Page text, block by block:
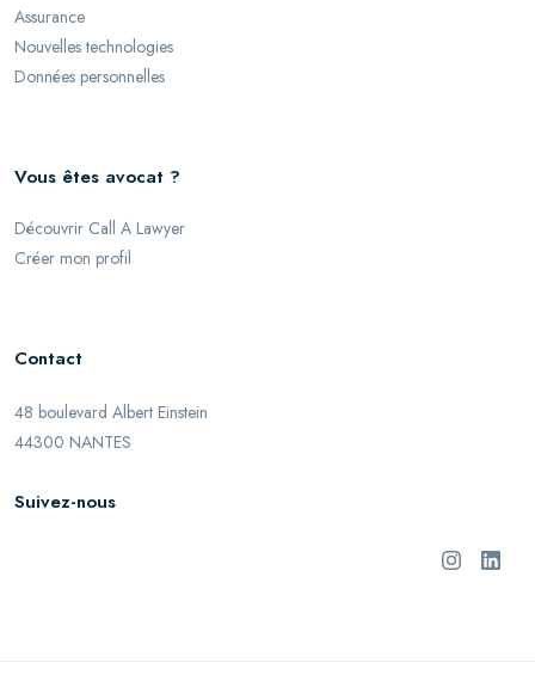
Assurance
Nouvelles technologies
Données personnelles
Vous êtes avocat ?
Découvrir Call A Lawyer
Créer mon profil
Contact
48 boulevard Albert Einstein
44300 NANTES
Suivez-nous